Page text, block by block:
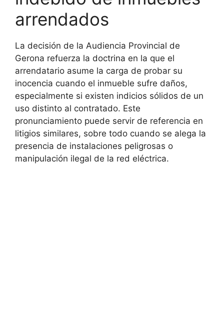
arrendados
La decisión de la Audiencia Provincial de
Gerona refuerza la doctrina en la que el
arrendatario asume la carga de probar su
inocencia cuando el inmueble sufre daños,
especialmente si existen indicios sólidos de un
uso distinto al contratado. Este
pronunciamiento puede servir de referencia en
litigios similares, sobre todo cuando se alega la
presencia de instalaciones peligrosas o
manipulación ilegal de la red eléctrica.